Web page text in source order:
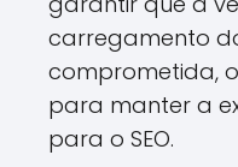
carregamento
comprometida,
para manter a
para o SEO.